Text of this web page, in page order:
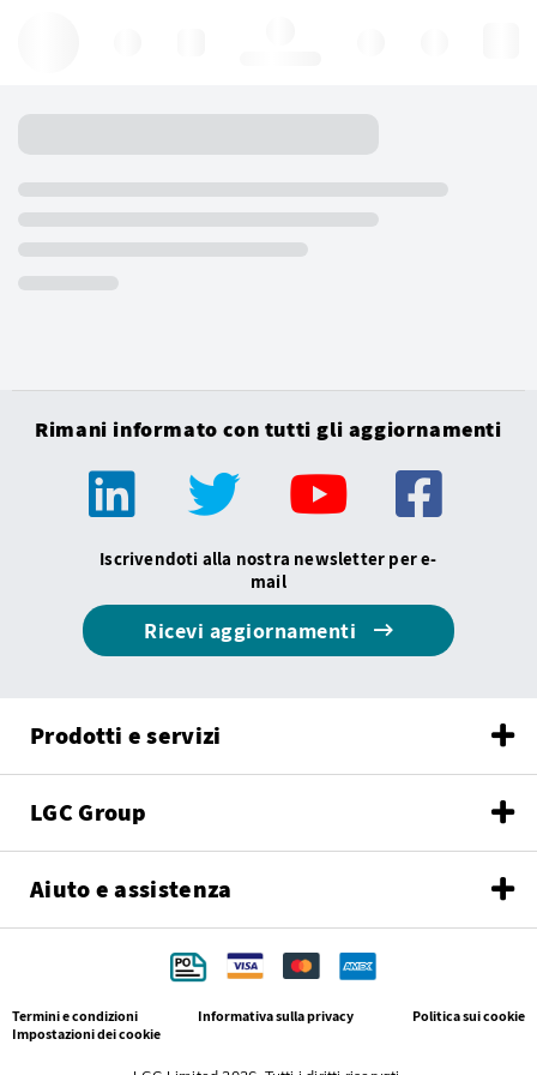
Rimani informato con tutti gli aggiornamenti
Iscrivendoti alla nostra newsletter per e-
mail
Ricevi aggiornamenti
Prodotti e servizi
LGC Group
Aiuto e assistenza
Termini e condizioni Informativa sulla privacy
Politica sui cookie
Impostazioni dei cookie